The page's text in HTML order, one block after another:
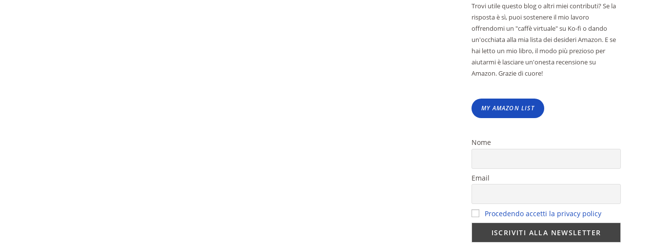
Trovi utile questo blog o altri miei contributi? Se la
risposta è sì, puoi sostenere il mio lavoro
offrendomi un "caffè virtuale" su Ko-fi o dando
un'occhiata alla mia lista dei desideri Amazon. E se
hai letto un mio libro, il modo più prezioso per
aiutarmi è lasciare un'onesta recensione su
Amazon. Grazie di cuore!
MY AMAZON LIST
Nome
Email
Procedendo accetti la privacy policy